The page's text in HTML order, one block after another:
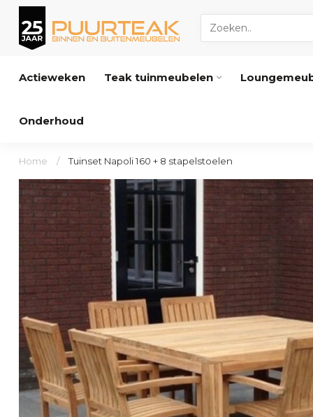
Actieweken Teak tuinmeubelen
Onderhoud
Home / Tuinset Napoli 160 + 8 stapelstoelen